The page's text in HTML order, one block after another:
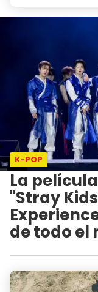
K-POP
La
"Stray
de todo el